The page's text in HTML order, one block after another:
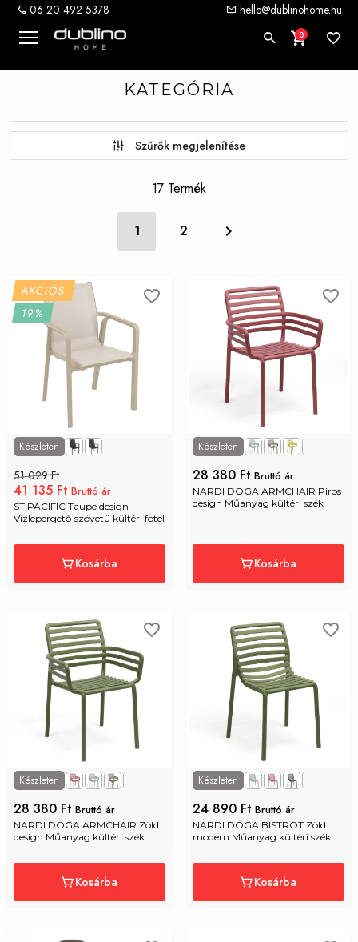
06 20 492 5378 hello@dublinohome.hu
0
KATEGÓRIA
17 Termék
Szűrők megjelenítése
1 2
AKCIÓS
19%
Készleten
51 029 Ft
41 135 Ft Bruttó ár
ST PACIFIC Taupe design
Vízlepergető szövetű kültéri fotel
Kosárba
Készleten
28 380 Ft Bruttó ár
NARDI DOGA ARMCHAIR Piros
design Műanyag kültéri szék
Kosárba
Készleten
28 380 Ft Bruttó ár
NARDI DOGA ARMCHAIR Zöld
design Műanyag kültéri szék
Kosárba
Készleten
24 890 Ft Bruttó ár
NARDI DOGA BISTROT Zöld
modern Műanyag kültéri szék
Kosárba